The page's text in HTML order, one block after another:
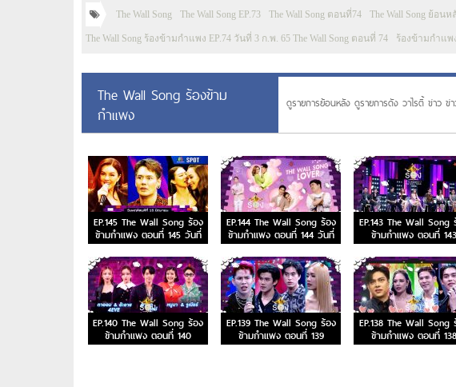
The Wall Song The Wall Song EP.73 The Wall Song ตอนที่74 The Wall Song ย้อนห
The Wall Song ร้องข้ามกำแพง EP.74 วันที่ 3 ก.พ. 65 The Wall Song ตอนที่ 74 ร้องข้ามกำแพ
The Wall Song ร้องข้าม
กำแพง
ดูรายการย้อนหลัง ดูรายการดัง วาไรตี้ ข่าว ข่
EP.145 The Wall Song ร้อง
ข้ามกำแพง ตอนที่ 145 วันที่
15 มิ.ย. 66
EP.144 The Wall Song ร้อง
ข้ามกำแพง ตอนที่ 144 วันที่
8 มิ.ย. 66
EP.143 The Wall Song
ข้ามกำแพง ตอนที่ 143
EP.140 The Wall Song ร้อง
ข้ามกำแพง ตอนที่ 140
EP.139 The Wall Song ร้อง
ข้ามกำแพง ตอนที่ 139
EP.138 The Wall Song
ข้ามกำแพง ตอนที่ 138